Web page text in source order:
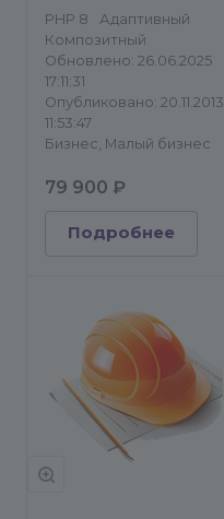
инструменты.
Шаблон интернет
магазина на 1С-
Битрикс
PHP 8
Адаптивный
Композитный
Обновлено: 26.06.2025
17:11:31
Опубликовано: 20.11.2013
11:53:47
Бизнес, Малый бизнес
79 900 ₽
Подробнее